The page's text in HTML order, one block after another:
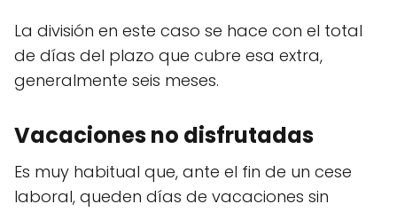
La división en este caso se hace con el total
de días del plazo que cubre esa extra,
generalmente seis meses.
Vacaciones no disfrutadas
Es muy habitual que, ante el fin de un cese
laboral, queden días de vacaciones sin